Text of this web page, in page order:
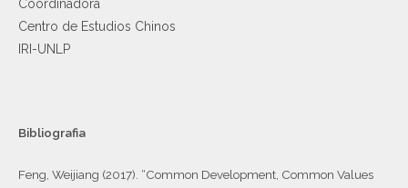
Coordinadora
Centro de Estudios Chinos
IRI-UNLP
Bibliografia
Feng, Weijiang (2017). “Common Development, Common Values